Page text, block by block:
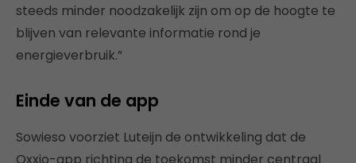
steeds minder noodzakelijk zijn om op de hoogte te
blijven van relevante informatie rond je
energieverbruik.”
Einde van de app
Sowieso voorziet Luteijn de ontwikkeling dat de